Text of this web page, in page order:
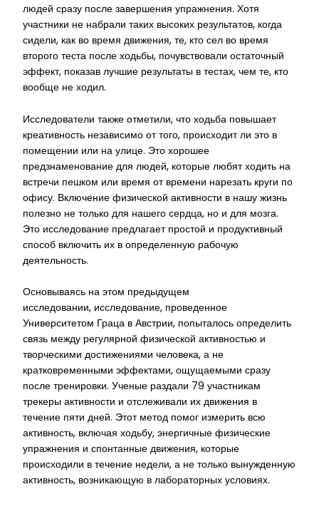
людей сразу после завершения упражнения. Хотя
участники не набрали таких высоких результатов, когда
сидели, как во время движения, те, кто сел во время
второго теста после ходьбы, почувствовали остаточный
эффект, показав лучшие результаты в тестах, чем те, кто
вообще не ходил.
Исследователи также отметили, что ходьба повышает
креативность независимо от того, происходит ли это в
помещении или на улице. Это хорошее
предзнаменование для людей, которые любят ходить на
встречи пешком или время от времени нарезать круги по
офису. Включение физической активности в нашу жизнь
полезно не только для нашего сердца, но и для мозга.
Это исследование предлагает простой и продуктивный
способ включить их в определенную рабочую
деятельность.
Основываясь на этом предыдущем
исследовании, исследование, проведенное
Университетом Граца в Австрии, попыталось определить
связь между регулярной физической активностью и
творческими достижениями человека, а не
кратковременными эффектами, ощущаемыми сразу
после тренировки. Ученые раздали 79 участникам
трекеры активности и отслеживали их движения в
течение пяти дней. Этот метод помог измерить всю
активность, включая ходьбу, энергичные физические
упражнения и спонтанные движения, которые
происходили в течение недели, а не только вынужденную
активность, возникающую в лабораторных условиях.